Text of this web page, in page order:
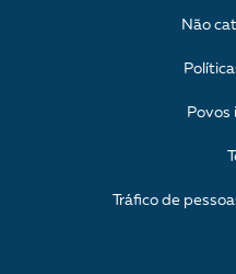
Não
Povos
Tráfico de